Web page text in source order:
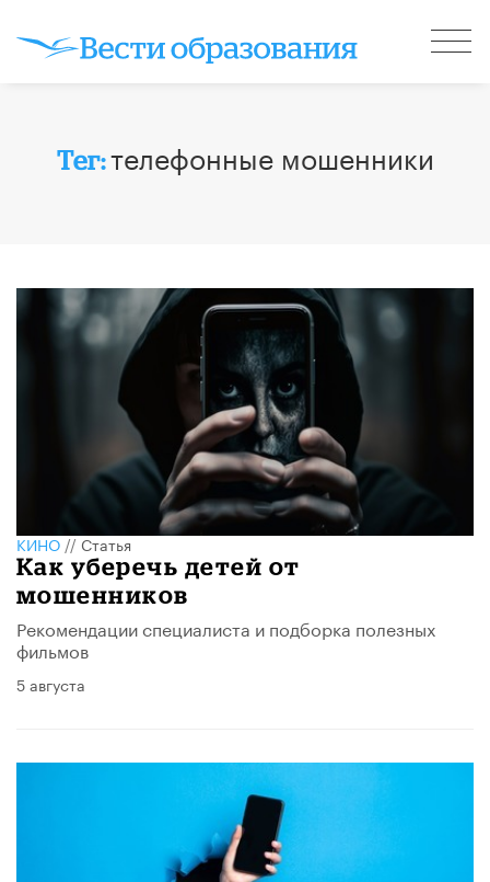
Тег:телефонные мошенники
КИНО//Статья
Как уберечь детей от
мошенников
Рекомендации специалиста и подборка полезных
фильмов
5 августа